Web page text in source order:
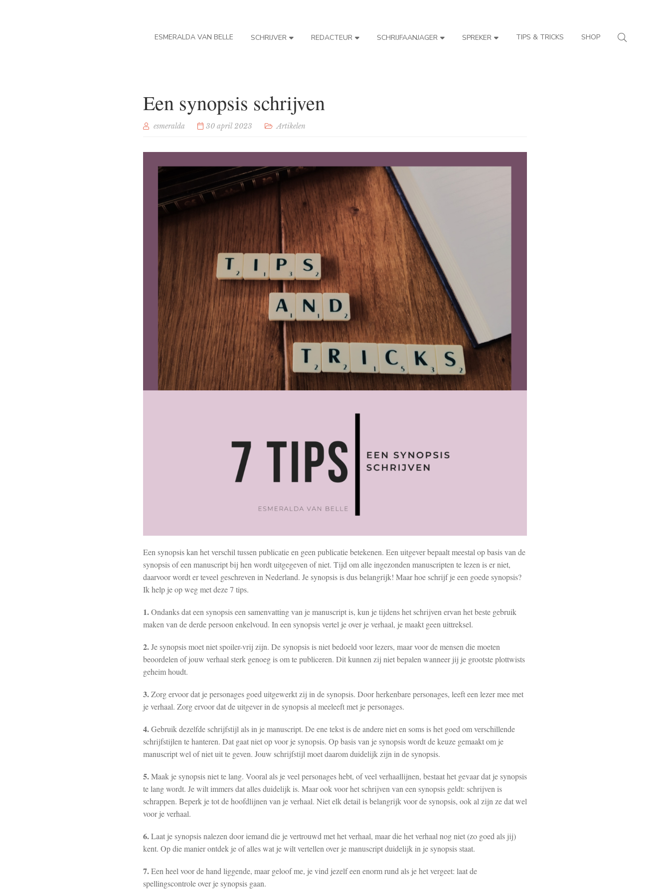
ESMERALDA VAN BELLE SCHRIJVER REDACTEUR SCHRIJFAANJAGER SPREKER TIPS & TRICKS SHOP
Een synopsis schrijven
esmeralda 30 april 2023 Artikelen
Een synopsis kan het verschil tussen publicatie en geen publicatie betekenen. Een uitgever bepaalt meestal op basis van de
synopsis of een manuscript bij hen wordt uitgegeven of niet. Tijd om alle ingezonden manuscripten te lezen is er niet,
daarvoor wordt er teveel geschreven in Nederland. Je synopsis is dus belangrijk! Maar hoe schrijf je een goede synopsis?
Ik help je op weg met deze 7 tips.
1.Ondanks dat een synopsis een samenvatting van je manuscript is, kun je tijdens het schrijven ervan het beste gebruik
maken van de derde persoon enkelvoud. In een synopsis vertel je over je verhaal, je maakt geen uittreksel.
2.Je synopsis moet niet spoiler-vrij zijn. De synopsis is niet bedoeld voor lezers, maar voor de mensen die moeten
beoordelen of jouw verhaal sterk genoeg is om te publiceren. Dit kunnen zij niet bepalen wanneer jij je grootste plottwists
geheim houdt.
3.Zorg ervoor dat je personages goed uitgewerkt zij in de synopsis. Door herkenbare personages, leeft een lezer mee met
je verhaal. Zorg ervoor dat de uitgever in de synopsis al meeleeft met je personages.
4.Gebruik dezelfde schrijfstijl als in je manuscript. De ene tekst is de andere niet en soms is het goed om verschillende
schrijfstijlen te hanteren. Dat gaat niet op voor je synopsis. Op basis van je synopsis wordt de keuze gemaakt om je
manuscript wel of niet uit te geven. Jouw schrijfstijl moet daarom duidelijk zijn in de synopsis.
5.Maak je synopsis niet te lang. Vooral als je veel personages hebt, of veel verhaallijnen, bestaat het gevaar dat je synopsis
te lang wordt. Je wilt immers dat alles duidelijk is. Maar ook voor het schrijven van een synopsis geldt: schrijven is
schrappen. Beperk je tot de hoofdlijnen van je verhaal. Niet elk detail is belangrijk voor de synopsis, ook al zijn ze dat wel
voor je verhaal.
6.Laat je synopsis nalezen door iemand die je vertrouwd met het verhaal, maar die het verhaal nog niet (zo goed als jij)
kent. Op die manier ontdek je of alles wat je wilt vertellen over je manuscript duidelijk in je synopsis staat.
7.Een heel voor de hand liggende, maar geloof me, je vind jezelf een enorm rund als je het vergeet: laat de
spellingscontrole over je synopsis gaan.